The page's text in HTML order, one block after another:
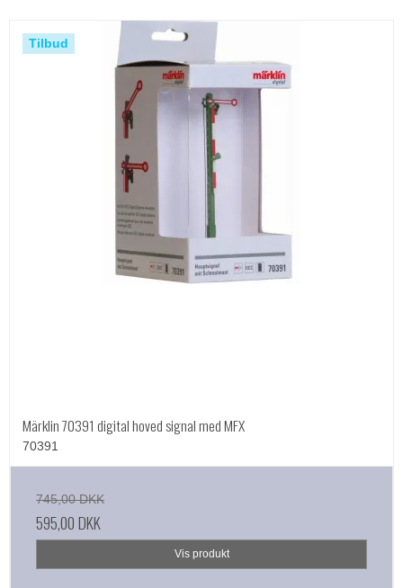
Tilbud
Märklin 70391 digital hoved signal med MFX
70391
745,00 DKK
595,00 DKK
Vis produkt